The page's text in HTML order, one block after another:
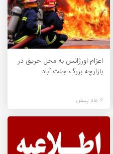
اعزام اورژانس به محل حریق در
بازارچه بزرگ جنت آباد
6 ماه پیش